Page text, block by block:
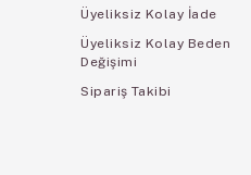
Üyeliksiz Kolay İade
Üyeliksiz Kolay Beden
Değişimi
Sipariş Takibi